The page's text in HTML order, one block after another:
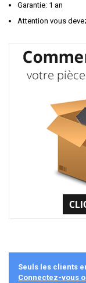
Garantie: 1 an
Attention vous
Seuls les clients
Connectez-vous